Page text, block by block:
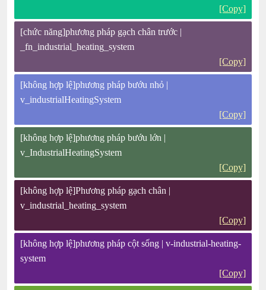
[Copy]
[chức năng]phương pháp gạch chân trước |
_fn_industrial_heating_system
[Copy]
[không hợp lệ]phương pháp bướu nhỏ |
v_industrialHeatingSystem
[Copy]
[không hợp lệ]phương pháp bướu lớn |
v_IndustrialHeatingSystem
[Copy]
[không hợp lệ]Phương pháp gạch chân |
v_industrial_heating_system
[Copy]
[không hợp lệ]phương pháp cột sống | v-industrial-heating-
system
[Copy]